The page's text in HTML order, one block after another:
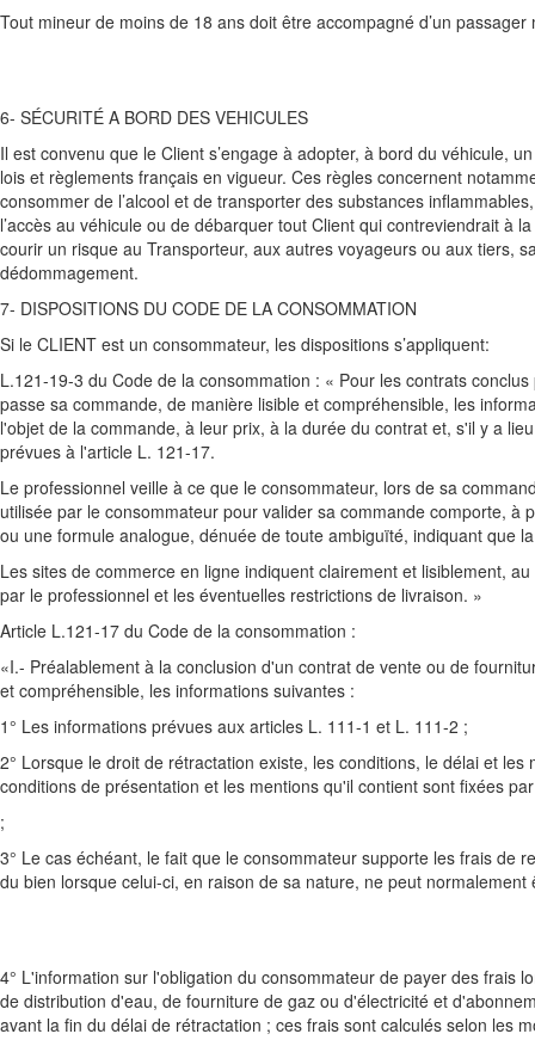
Tout mineur de moins de 18 ans doit être accompagné d’un passager
6- SÉCURITÉ A BORD DES VEHICULES
Il est convenu que le Client s’engage à adopter, à bord du véhicule,
lois et règlements français en vigueur. Ces règles concernent
consommer de l’alcool et de transporter des substances
l’accès au véhicule ou de débarquer tout Client qui contreviendrait
courir un risque au Transporteur, aux autres voyageurs ou aux tiers,
dédommagement.
7- DISPOSITIONS DU CODE DE LA CONSOMMATION
Si le CLIENT est un consommateur, les dispositions s’appliquent:
L.121-19-3 du Code de la consommation : « Pour les contrats
passe sa commande, de manière lisible et compréhensible, les
l'objet de la commande, à leur prix, à la durée du contrat et, s'il y a
prévues à l'article L. 121-17.
Le professionnel veille à ce que le consommateur, lors de sa
utilisée par le consommateur pour valider sa commande comporte,
ou une formule analogue, dénuée de toute ambiguïté, indiquant que
Les sites de commerce en ligne indiquent clairement et lisiblement,
par le professionnel et les éventuelles restrictions de livraison. »
Article L.121-17 du Code de la consommation :
«I.- Préalablement à la conclusion d'un contrat de vente ou de
et compréhensible, les informations suivantes :
1° Les informations prévues aux articles L. 111-1 et L. 111-2 ;
2° Lorsque le droit de rétractation existe, les conditions, le délai et
conditions de présentation et les mentions qu'il contient sont fixées
;
3° Le cas échéant, le fait que le consommateur supporte les frais de
du bien lorsque celui-ci, en raison de sa nature, ne peut
4° L'information sur l'obligation du consommateur de payer des frais
de distribution d'eau, de fourniture de gaz ou d'électricité et
avant la fin du délai de rétractation ; ces frais sont calculés selon les